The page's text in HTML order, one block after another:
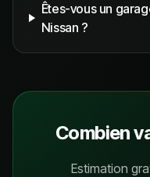
Êtes-vous un
Nissan ?
Combien
Estimation